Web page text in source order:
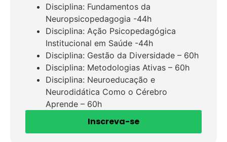
Disciplina: Fundamentos da
Neuropsicopedagogia -44h
Disciplina: Ação Psicopedagógica
Institucional em Saúde -44h
Disciplina: Gestão da Diversidade – 60h
Disciplina: Metodologias Ativas – 60h
Disciplina: Neuroeducação e
Neurodidática Como o Cérebro
Aprende – 60h
Inscreva-se